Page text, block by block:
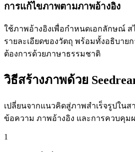
การแก้ไขภาพตามภาพอ้างอิง
ใช้ภาพอ้างอิงเพื่อกำหนดเอกลักษณ์ ส
รายละเอียดของวัตถุ พร้อมทั้งอธิบาย
ต้องการด้วยภาษาธรรมชาติ
วิธีสร้างภาพด้วย
เปลี่ยนจากแนวคิดสู่ภาพสำเร็จรูปใน
ข้อความ ภาพอ้างอิง และการควบคุม
1